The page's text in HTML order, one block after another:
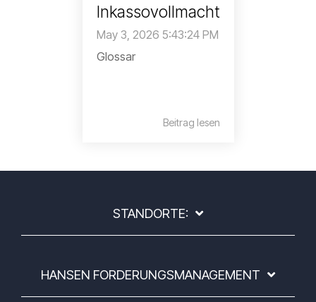
Inkassovollmacht
May 3, 2026 5:43:24 PM
Glossar
Beitrag lesen
STANDORTE:
HANSEN FORDERUNGSMANAGEMENT